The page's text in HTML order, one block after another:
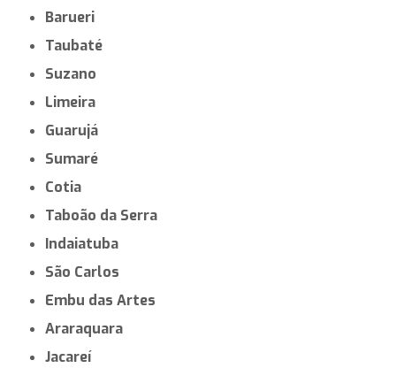
Barueri
Taubaté
Suzano
Limeira
Guarujá
Sumaré
Cotia
Taboão da Serra
Indaiatuba
São Carlos
Embu das Artes
Araraquara
Jacareí